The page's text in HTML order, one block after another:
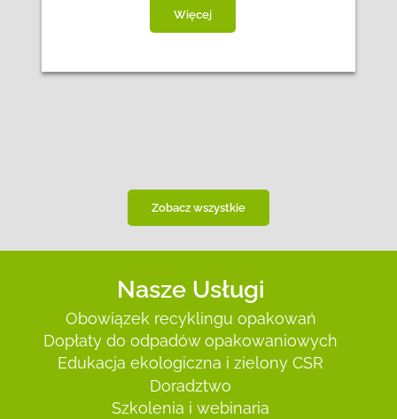
Więcej
Zobacz wszystkie
Nasze Usługi
Obowiązek recyklingu opakowań
Dopłaty do odpadów opakowaniowych
Edukacja ekologiczna i zielony CSR
Doradztwo
Szkolenia i webinaria